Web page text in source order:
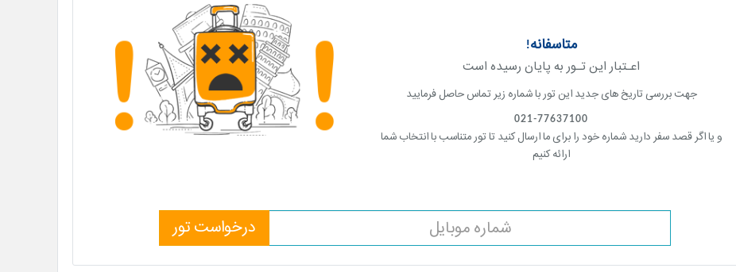
متاسفانه!
اعـتبار این تـور به پایان رسیده است
جهت بررسی تاریخ های جدید این تور با شماره زیر تماس حاصل فرمایید
021-77637100
و یا اگر قصد سفر دارید شماره خود را برای ما ارسال کنید تا تور متناسب با انتخاب شما
ارائه کنیم
درخواست تور